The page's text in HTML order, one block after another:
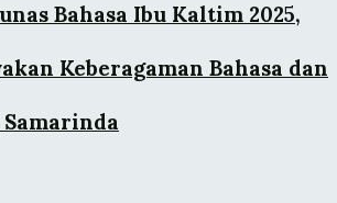
Bahasa Ibu Kaltim 2025,
Keberagaman Bahasa dan